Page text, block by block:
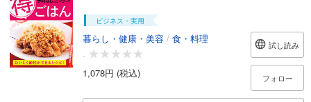
ビジネス・実用
暮らし・健康・美容 / 食・料理
-
1,078円 (税込)
試し読み
フォロー